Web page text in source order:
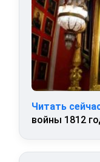
Читать
войны 1812